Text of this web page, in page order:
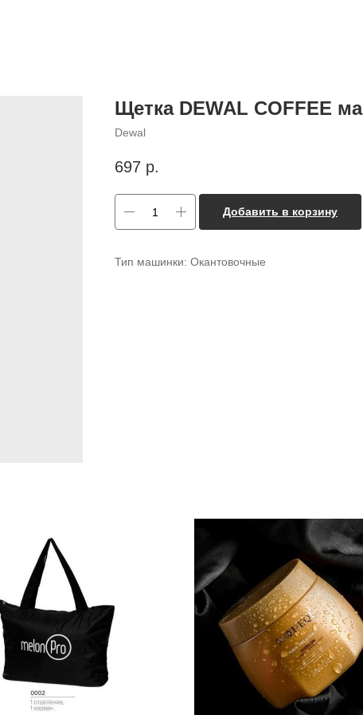
Щетка DEWAL COFFEE
Dewal
697 р.
Добавить в корзину
Тип машинки: Окантовочные